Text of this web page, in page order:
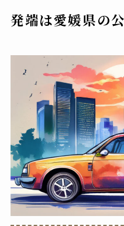
発端は愛媛県の